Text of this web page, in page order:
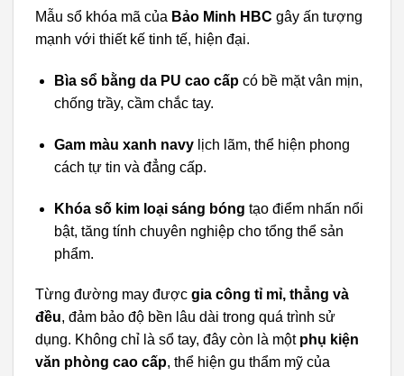
Mẫu sổ khóa mã của Bảo Minh HBC gây ấn tượng
mạnh với thiết kế tinh tế, hiện đại.
Bìa sổ bằng da PU cao cấpcó bề mặt vân mịn,
chống trầy, cầm chắc tay.
Gam màu xanh navylịch lãm, thể hiện phong
cách tự tin và đẳng cấp.
Khóa số kim loại sáng bóng tạo điểm nhấn nổi
bật, tăng tính chuyên nghiệp cho tổng thể sản
phẩm.
Từng đường may được gia công tỉ mỉ, thẳng và
đều, đảm bảo độ bền lâu dài trong quá trình sử
dụng. Không chỉ là sổ tay, đây còn là một phụ kiện
văn phòng cao cấp, thể hiện gu thẩm mỹ của